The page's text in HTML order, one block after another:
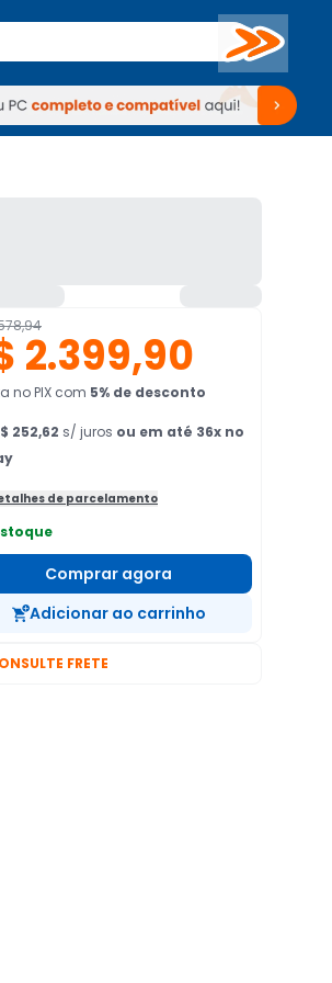
Buscar
Periféricos TV Venda no KaBuM!
TV Venda no KaBuM!
2.399,90
no PIX com 5% de desconto
252,62 s/ juros ou em até 36x no
de parcelamento
Comprar agora
Adicionar ao carrinho
FRETE